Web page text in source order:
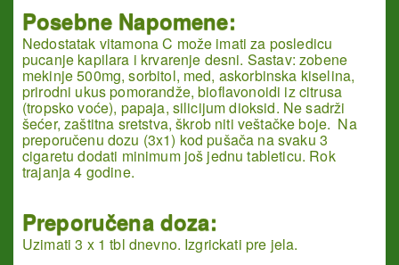
Posebne Napomene:
Nedostatak vitamona C može imati za posledicu
pucanje kapilara i krvarenje desni. Sastav: zobene
mekinje 500mg, sorbitol, med, askorbinska kiselina,
prirodni ukus pomorandže, bioflavonoidi iz citrusa
(tropsko voće), papaja, silicijum dioksid. Ne sadrži
šećer, zaštitna sretstva, škrob niti veštačke boje. Na
preporučenu dozu (3x1) kod pušača na svaku 3
cigaretu dodati minimum još jednu tableticu. Rok
trajanja 4 godine.
Preporučena doza:
Uzimati 3 x 1 tbl dnevno. Izgrickati pre jela.